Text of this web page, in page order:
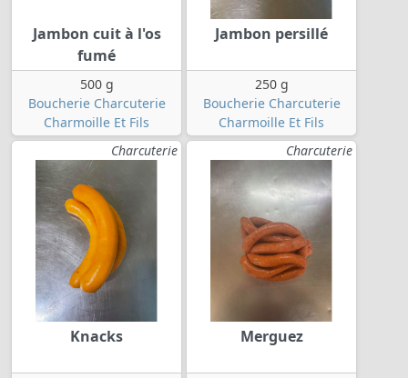
Jambon cuit à l'os
fumé
500 g
Boucherie Charcuterie
Charmoille Et Fils
Jambon persillé
250 g
Boucherie Charcuterie
Charmoille Et Fils
Charcuterie
Knacks
Charcuterie
Merguez